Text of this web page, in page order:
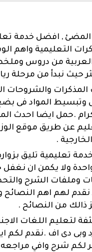
, افضل خدمة
التعليمية واهم
من دروس
حيث نبدأ من مرحلة
والشروحات
وتبسيط المواد فى
.حمل ايضا احدث
عن طريق موقع
.
تعليمية تليق
ولا يكمن ان
وملفات الشرح
نقدم لهم اهم
ذالك من النصائح .
لتعليم اللغات
وبى دى اف .نقدم لكم
لكم شرح وافي